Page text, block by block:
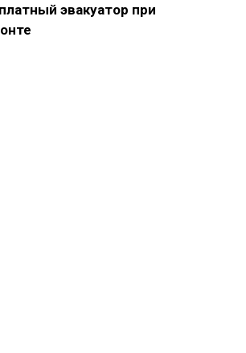
эвакуатор при